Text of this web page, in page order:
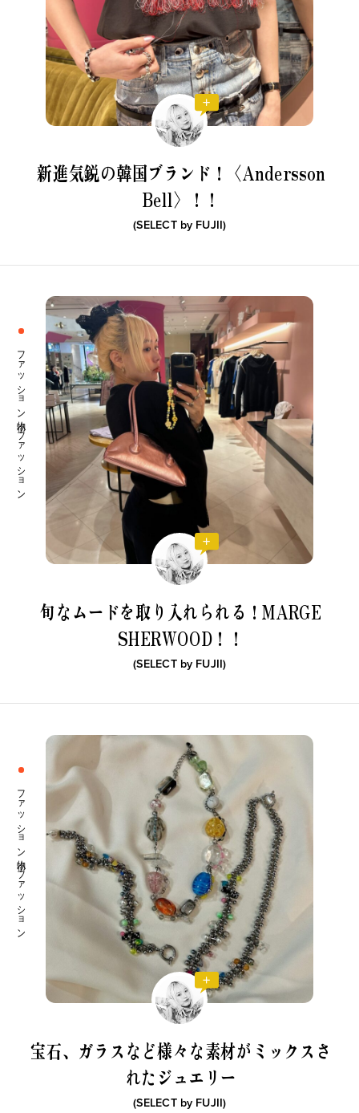
新進気鋭の韓国ブランド！ 〈Andersson
Bell〉！！
(SELECT by FUJII)
旬なムードを取り入れられる！ MARGE
SHERWOOD！！
(SELECT by FUJII)
ファッション小物 ファッション
宝石、ガラスなど様々な素材がミックスさ
れたジュエリー
(SELECT by FUJII)
ファッション小物 ファッション